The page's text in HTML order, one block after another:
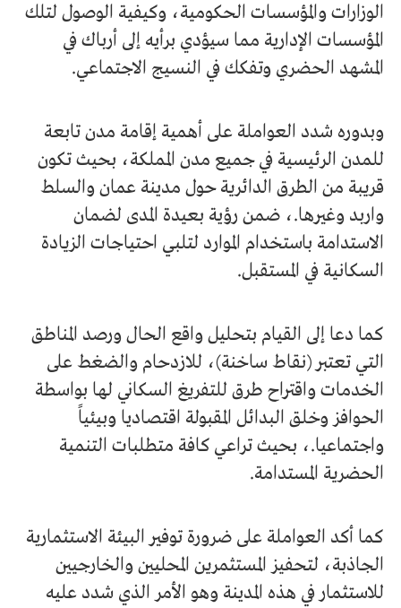
الوزارات والمؤسسات الحكومية، وكيفية الوصول لتلك
المؤسسات الإدارية مما سيؤدي برأيه إلى أرباك في
المشهد الحضري وتفكك في النسيج الاجتماعي.
وبدوره شدد العواملة على أهمية إقامة مدن تابعة
للمدن الرئيسية في جميع مدن المملكة، بحيث تكون
قريبة من الطرق الدائرية حول مدينة عمان والسلط
واربد وغيرها.، ضمن رؤية بعيدة المدى لضمان
الاستدامة باستخدام الموارد لتلبي احتياجات الزيادة
السكانية في المستقبل.
كما دعا إلى القيام بتحليل واقع الحال ورصد المناطق
التي تعتبر (نقاط ساخنة)، للازدحام والضغط على
الخدمات واقتراح طرق للتفريغ السكاني لها بواسطة
الحوافز وخلق البدائل المقبولة اقتصاديا وبيئياً
واجتماعيا.، بحيث تراعي كافة متطلبات التنمية
الحضرية المستدامة.
كما أكد العواملة على ضرورة توفير البيئة الاستثمارية
الجاذبة، لتحفيز المستثمرين المحليين والخارجيين
للاستثمار في هذه المدينة وهو الأمر الذي شدد عليه